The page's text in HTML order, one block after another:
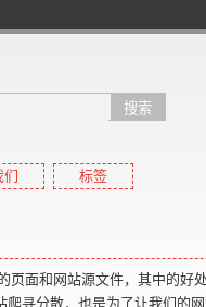
链域名,高收录域名,高反链域
们 标签
页面和网站源文件，其中的好
寻分散，也是为了让我们的